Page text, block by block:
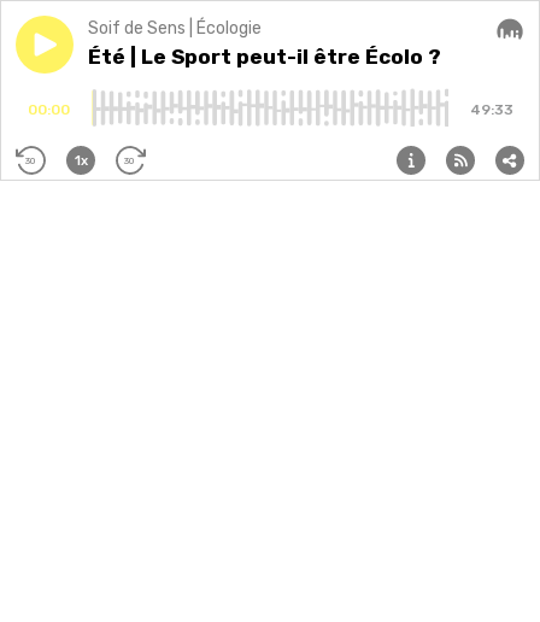
Play episode Été | Le Sport peut-il être Écolo ?
Soif de Sens | Écologie
Été | Le Sport peut-il être Écolo ?
00:00 49:33
30 1x 30